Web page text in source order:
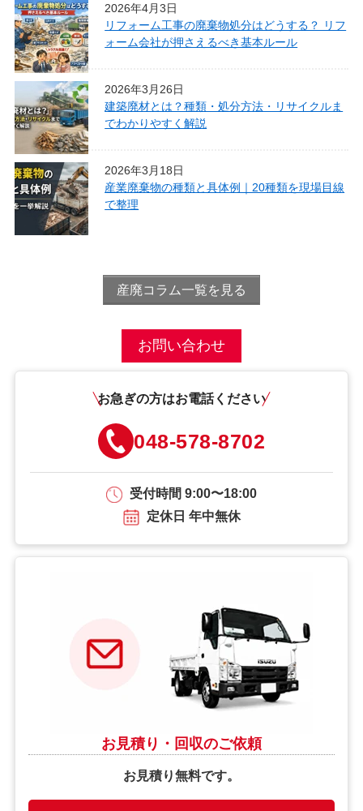
2026年4月3日
リフォーム工事の廃棄物処分はどうする？ リフ
ォーム会社が押さえるべき基本ルール
2026年3月26日
建築廃材とは？種類・処分方法・リサイクルま
でわかりやすく解説
2026年3月18日
産業廃棄物の種類と具体例｜20種類を現場目線
で整理
産廃コラム一覧を見る
お問い合わせ
お急ぎの方はお電話ください
048-578-8702
受付時間 9:00〜18:00
定休日 年中無休
お見積り・回収のご依頼
お見積り無料です。